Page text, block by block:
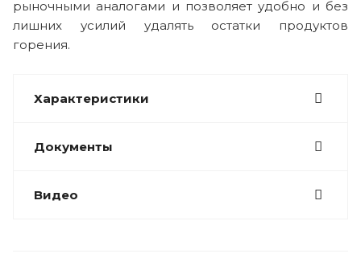
рыночными аналогами и позволяет удобно и без
лишних усилий удалять остатки продуктов
горения.
Характеристики
Документы
Видео